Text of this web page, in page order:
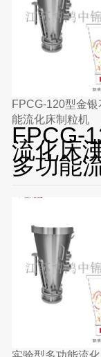
FPCG-120型金
能流化床制粒机
FPCG-
流化床
多功能